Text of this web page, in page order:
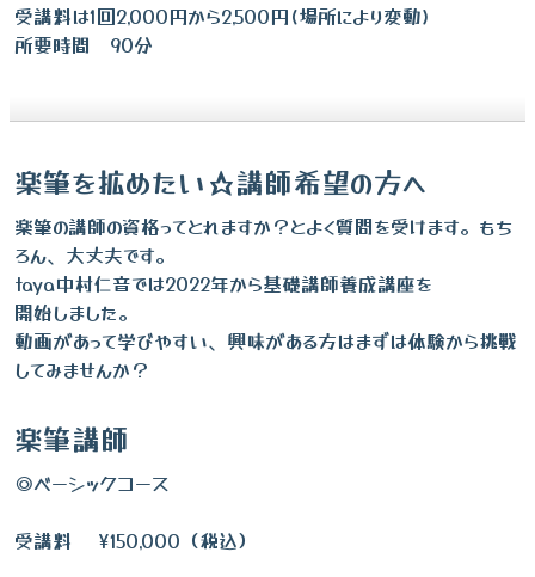
受講料は1回2,000円から2,500円(場所により変動)
所要時間 90分
楽筆を拡めたい☆講師希望の方へ
楽筆の講師の資格ってとれますか？とよく質問を受けます。もち
ろん、大丈夫です。
taya中村仁音では2022年から基礎講師養成講座を
開始しました。
動画があって学びやすい、興味がある方はまずは体験から挑戦
してみませんか？
楽筆講師
◎ベーシックコース
受講料 ¥150,000（税込）